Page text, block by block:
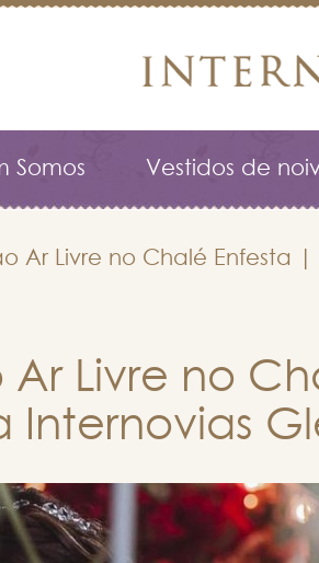
Somos Vestidos de
Ar Livre no Chalé Enfesta |
Livre no
Internovias